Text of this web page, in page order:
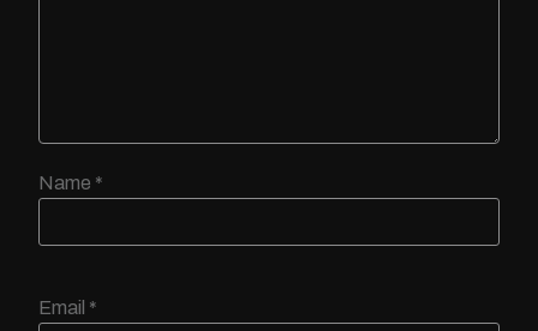
Name *
Email *